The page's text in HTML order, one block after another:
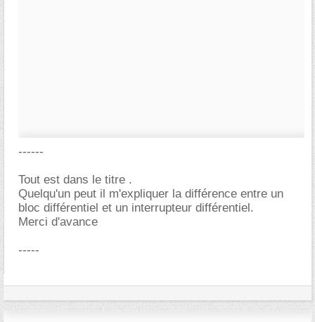
------
Tout est dans le titre .
Quelqu'un peut il m'expliquer la différence entre un
bloc différentiel et un interrupteur différentiel.
Merci d'avance
-----